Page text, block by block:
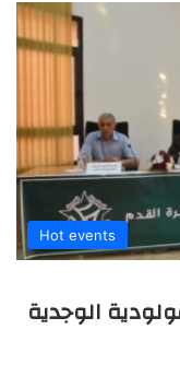
Hot events
الوجدية